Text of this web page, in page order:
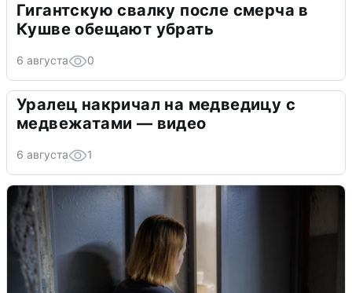
Гигантскую свалку после смерча в
Кушве обещают убрать
6 августа 0
Уралец накричал на медведицу с
медвежатами — видео
6 августа 1